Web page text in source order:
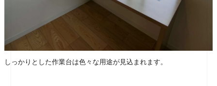
しっかりとした作業台は色々な用途が見込まれます。